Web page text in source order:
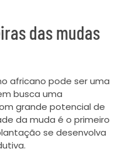
das mudas
africano pode ser uma
busca uma
grande potencial de
da muda é o primeiro
se desenvolva